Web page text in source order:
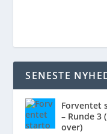
SENESTE
Forventet
– Runde 3
over)